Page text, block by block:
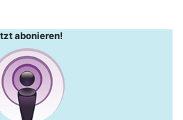
abonieren!